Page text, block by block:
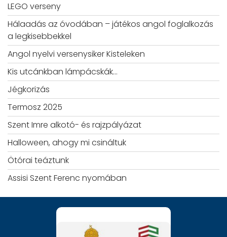
LEGO verseny
Hálaadás az óvodában – játékos angol foglalkozás
a legkisebbekkel
Angol nyelvi versenysiker Kisteleken
Kis utcánkban lámpácskák…
Jégkorizás
Termosz 2025
Szent Imre alkotó- és rajzpályázat
Halloween, ahogy mi csináltuk
Ötórai teáztunk
Assisi Szent Ferenc nyomában